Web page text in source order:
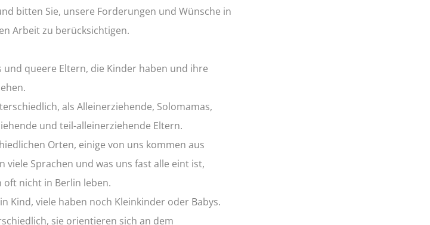
bitten Sie, unsere Forderungen und Wünsche in
Arbeit zu berücksichtigen.
und queere Eltern, die Kinder haben und ihre
als Alleinerziehende, Solomamas,
und teil-alleinerziehende Eltern.
Orten, einige von uns kommen aus
viele Sprachen und was uns fast alle eint ist,
nicht in Berlin leben.
Kind, viele haben noch Kleinkinder oder Babys.
sie orientieren sich an dem